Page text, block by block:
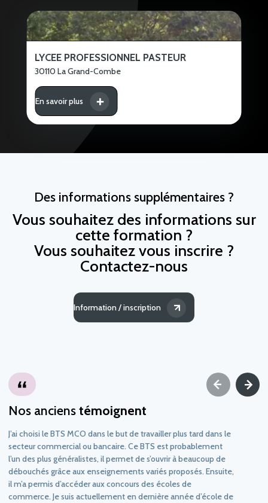
30110 La Grand-Combe
LYCEE PROFESSIONNEL PASTEUR
En savoir plus
Des informations supplémentaires ?
Vous souhaitez des informations sur
cette formation ?
Vous souhaitez vous inscrire ?
Contactez-nous
Information / inscription
Nos ancienstémoignent
J’ai choisi le BTS MCO dans le but de travailler plus tard dans le
secteur commercial ou bancaire. Ce BTS est probablement
l’un des plus généralistes, il permet de s’ouvrir à beaucoup de
débouchés grâce aux enseignements variés proposés. Ensuite,
il m’a permis d’accéder aux concours des écoles de
commerce. Je suis actuellement en dernière année d’école de